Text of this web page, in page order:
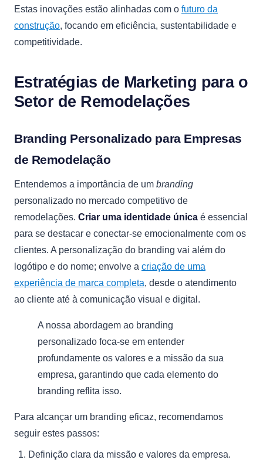
Estas inovações estão alinhadas com o futuro da
construção, focando em eficiência, sustentabilidade e
competitividade.
Estratégias de Marketing para o
Setor de Remodelações
Branding Personalizado para Empresas
de Remodelação
Entendemos a importância de um branding
personalizado no mercado competitivo de
remodelações. Criar uma identidade única é essencial
para se destacar e conectar-se emocionalmente com os
clientes. A personalização do branding vai além do
logótipo e do nome; envolve a criação de uma
experiência de marca completa, desde o atendimento
ao cliente até à comunicação visual e digital.
A nossa abordagem ao branding
personalizado foca-se em entender
profundamente os valores e a missão da sua
empresa, garantindo que cada elemento do
branding reflita isso.
Para alcançar um branding eficaz, recomendamos
seguir estes passos:
Definição clara da missão e valores da empresa.